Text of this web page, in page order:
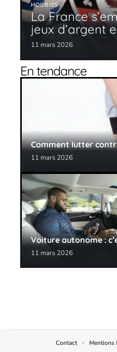
HOBBIES
La France
jeux d’argent
11 mars 2026
En tendance
Comment lutter
11 mars 2026
Voiture autonome :
11 mars 2026
Contact Mentions